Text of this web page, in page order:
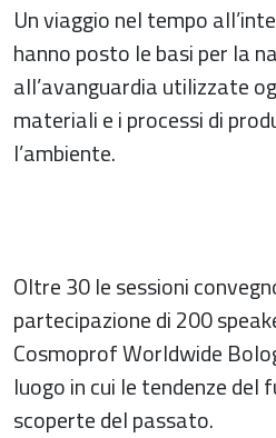
Un viaggio nel tempo
hanno posto le basi per la
all’avanguardia utilizzate
materiali e i processi di
l’ambiente.
Oltre 30 le sessioni
partecipazione di 200
Cosmoprof Worldwide
luogo in cui le tendenze
scoperte del passato.